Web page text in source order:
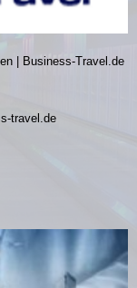
| Business-Travel.de
travel.de